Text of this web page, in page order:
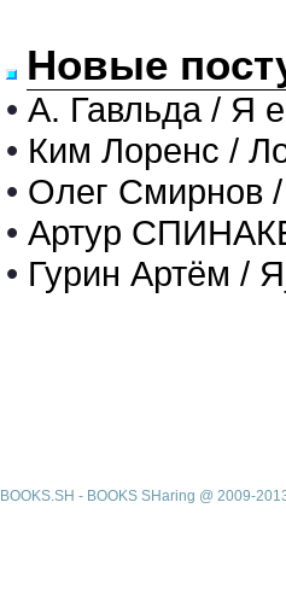
Новые
• А. Гавльда / Я
• Ким Лоренс /
• Олег Смирнов
• Артур
• Гурин Артём /
BOOKS.SH - BOOKS SHaring @ 2009-